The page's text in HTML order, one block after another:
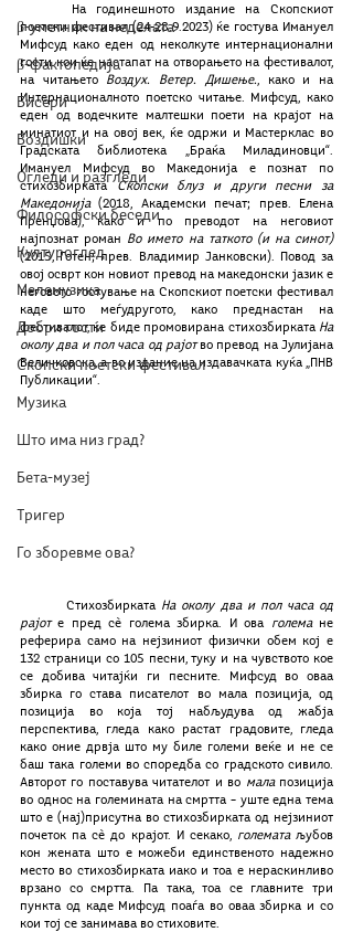
β-уметник на неделата
β-фактопедија
Бисери
Воздишки
Огледи и разгледи
Философски беседи
Културоглед
Мелемузика
Добри гости
Скопски поетски фестивал
Музика
Што има низ град?
Бета-музеј
Тригер
Го зборевме ова?
поетски фестивал (24-28.9.2023) ќе гостува Имануел
Мифсуд како еден од неколкуте интернационални
гости кои ќе настапат на отворањето на фестивалот,
на читањето Воздух. Ветер. Дишење., како и на
Интернационалното поетско читање. Мифсуд, како
еден од водечките малтешки поети на крајот на
минатиот и на овој век, ќе одржи и Мастерклас во
Градската библиотека „Браќа Миладиновци“.
Имануел Мифсуд во Македонија е познат по
стихозбирката Скопски блуз и други песни за
Македонија (2018, Академски печат; прев. Елена
Пренџова), како и по преводот на неговиот
најпознат роман
Во името на таткото (и на синот)
(2015, Готен; прев. Владимир Јанковски). Повод за
овој осврт кон новиот превод на македонски јазик е
неговото гостување на Скопскиот поетски фестивал
каде што меѓудругото, како преднастан на
фестивалот, ќе биде промовирана стихозбирката На
околу два и пол часа од рајот во превод на Јулијана
Величковска, а во издание на издавачката куќа „ПНВ
Публикации“.
	Стихозбирката
На околу два и пол часа од
рајот е пред сѐ голема збирка. И ова голема не
реферира само на нејзиниот физички обем кој е
132 страници со 105 песни, туку и на чувството кое
се добива читајќи ги песните. Мифсуд во оваа
збирка го става писателот во мала позиција, од
позиција во која тој набљудува од жабја
перспектива, гледа како растат градовите, гледа
како оние дрвја што му биле големи веќе и не се
баш така големи во споредба со градското сивило.
Авторот го поставува читателот и во мала позиција
во однос на големината на смртта – уште една тема
што е (нај)присутна во стихозбирката од нејзиниот
почеток па сѐ до крајот. И секако, големата љубов
кон жената што е можеби единственото надежно
место во стихозбирката иако и тоа е нераскинливо
врзано со смртта. Па така, тоа се главните три
пункта од каде Мифсуд поаѓа во оваа збирка и со
кои тој се занимава во стиховите.